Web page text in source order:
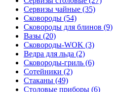
Сервизы чайные (35)
Сковороды (54)
Сковороды для блинов (9)
Вазы (20)
Сковороды-WOK (3)
Ведра для льда (2)
Сковороды-гриль (6)
Сотейники (2)
Стаканы (49)
Столовые приборы (6)